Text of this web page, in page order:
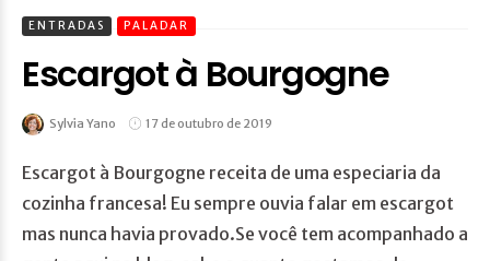
ENTRADAS PALADAR
Escargot à Bourgogne
Sylvia Yano 17 de outubro de 2019
Escargot à Bourgogne receita de uma especiaria da
cozinha francesa! Eu sempre ouvia falar em escargot
mas nunca havia provado.Se você tem acompanhado a